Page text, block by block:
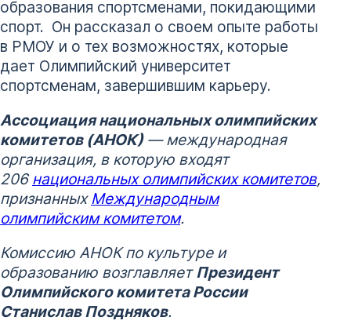
образования спортсменами, покидающими
спорт. Он рассказал о своем опыте работы
в РМОУ и о тех возможностях, которые
дает Олимпийский университет
спортсменам, завершившим карьеру.
Ассоциация национальных олимпийских
комитетов (АНОК)— международная
организация, в которую входят
206национальных олимпийских комитетов,
признанных Международным
олимпийским комитетом.
Комиссию АНОК по культуре и
образованию возглавляет Президент
Олимпийского комитета России
Станислав Поздняков.